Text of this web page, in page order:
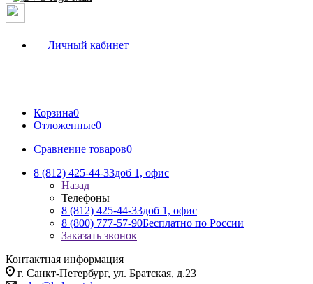
Личный кабинет
Корзина0
Отложенные0
Сравнение товаров0
8 (812) 425-44-33доб 1, офис
Назад
Телефоны
8 (812) 425-44-33доб 1, офис
8 (800) 777-57-90Бесплатно по России
Заказать звонок
Контактная информация
г. Санкт-Петербург, ул. Братская, д.23